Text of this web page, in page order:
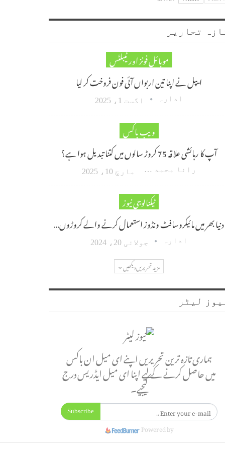
تحاریر
موبائل فونز اور ٹیبلٹس
ایپل نے اپنا تین اربواں آئی فون فروخت کر لیا
ادارہ اگست 1، 2025
ویب باکس
آپ کا رہائشی علاقہ 75 کروڑ سالوں میں کتنا تبدیل ہوا ہے؟
رانا محمد امین اکبر مارچ 10، 2025
ٹیکنالوجی نیوز
دنیا بھر میں مائیکروسافٹ ونڈوز استعمال کرنے والے کروڑوں…
ادارہ جولائی 20، 2024
مزید تحریریں دیکھیں
لیٹر
ہماری تازہ ترین تحریریں اپنے ای میل ان باکس
میں حاصل کرنے کے لیے اپنا ای میل ایڈریس درج
کیجیے۔
Subscribe
Powered by